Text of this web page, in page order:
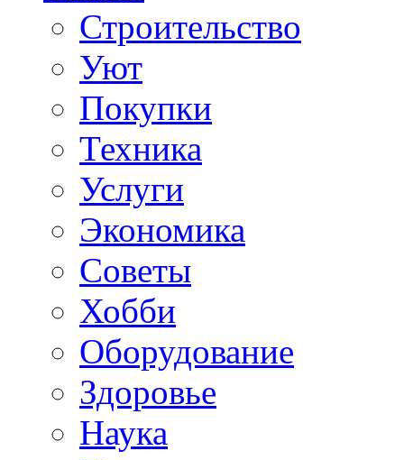
Строительство
Уют
Покупки
Техника
Услуги
Экономика
Советы
Хобби
Oборудование
Здоровье
Наука